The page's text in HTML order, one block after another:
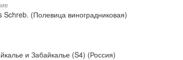
Schreb. (Полевица виноградниковая)
и Забайкалье (S4) (Россия)